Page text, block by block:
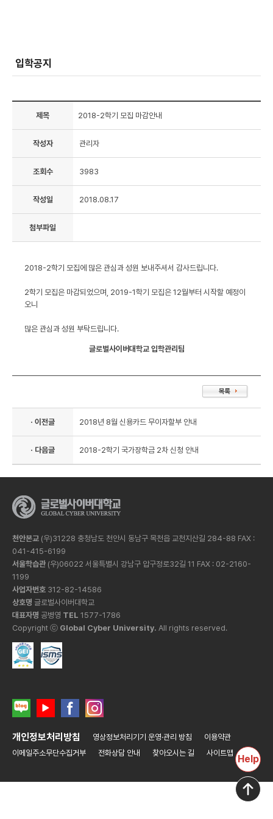
입학공지
제목 2018-2학기 모집 마감안내
작성자 관리자
조회수 3983
작성일 2018.08.17
첨부파일
2018-2학기 모집에 많은 관심과 성원 보내주셔서 감사드립니다.
2학기 모집은 마감되었으며, 2019-1학기 모집은 12월부터 시작할 예정이
오니
많은 관심과 성원 부탁드립니다.
글로벌사이버대학교 입학관리팀
· 이전글 2018년 8월 신용카드 무이자할부 안내
· 다음글 2018-2학기 국가장학금 2차 신청 안내
개인정보처리방침 영상정보처리기기 운영·관리 방침
이용약관
이메일주소무단수집거부
전화상담 안내 찾아오시는 길 사이트맵
천안본교 (우)31228 충청남도 천안시 동남구 목천읍 교천지산길 284-88 FAX :
041-415-6199
서울학습관 (우)06022 서울특별시 강남구 압구정로32길 11 FAX : 02-2160-
1199
사업자번호 312-82-14586
상호명 글로벌사이버대학교
대표자명 공병영 TEL 1577-1786
Copyright ⓒ Global Cyber University. All rights reserved.